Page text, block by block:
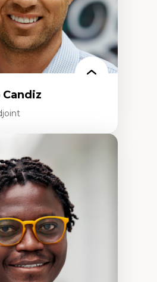
Enjeux géopolitiques
climatique
développement